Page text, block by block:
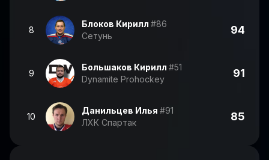
8
Блоков Кирилл #86
Сетунь
94
9
Большаков Кирилл #51
Dynamite Prohockey
91
10
Данильцев Илья #91
ЛХК Спартак
85